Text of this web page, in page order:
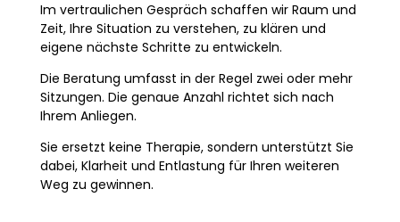
Im vertraulichen Gespräch schaffen wir Raum und
Zeit, Ihre Situation zu verstehen, zu klären und
eigene nächste Schritte zu entwickeln.
Die Beratung umfasst in der Regel zwei oder mehr
Sitzungen. Die genaue Anzahl richtet sich nach
Ihrem Anliegen.
Sie ersetzt keine Therapie, sondern unterstützt Sie
dabei, Klarheit und Entlastung für Ihren weiteren
Weg zu gewinnen.